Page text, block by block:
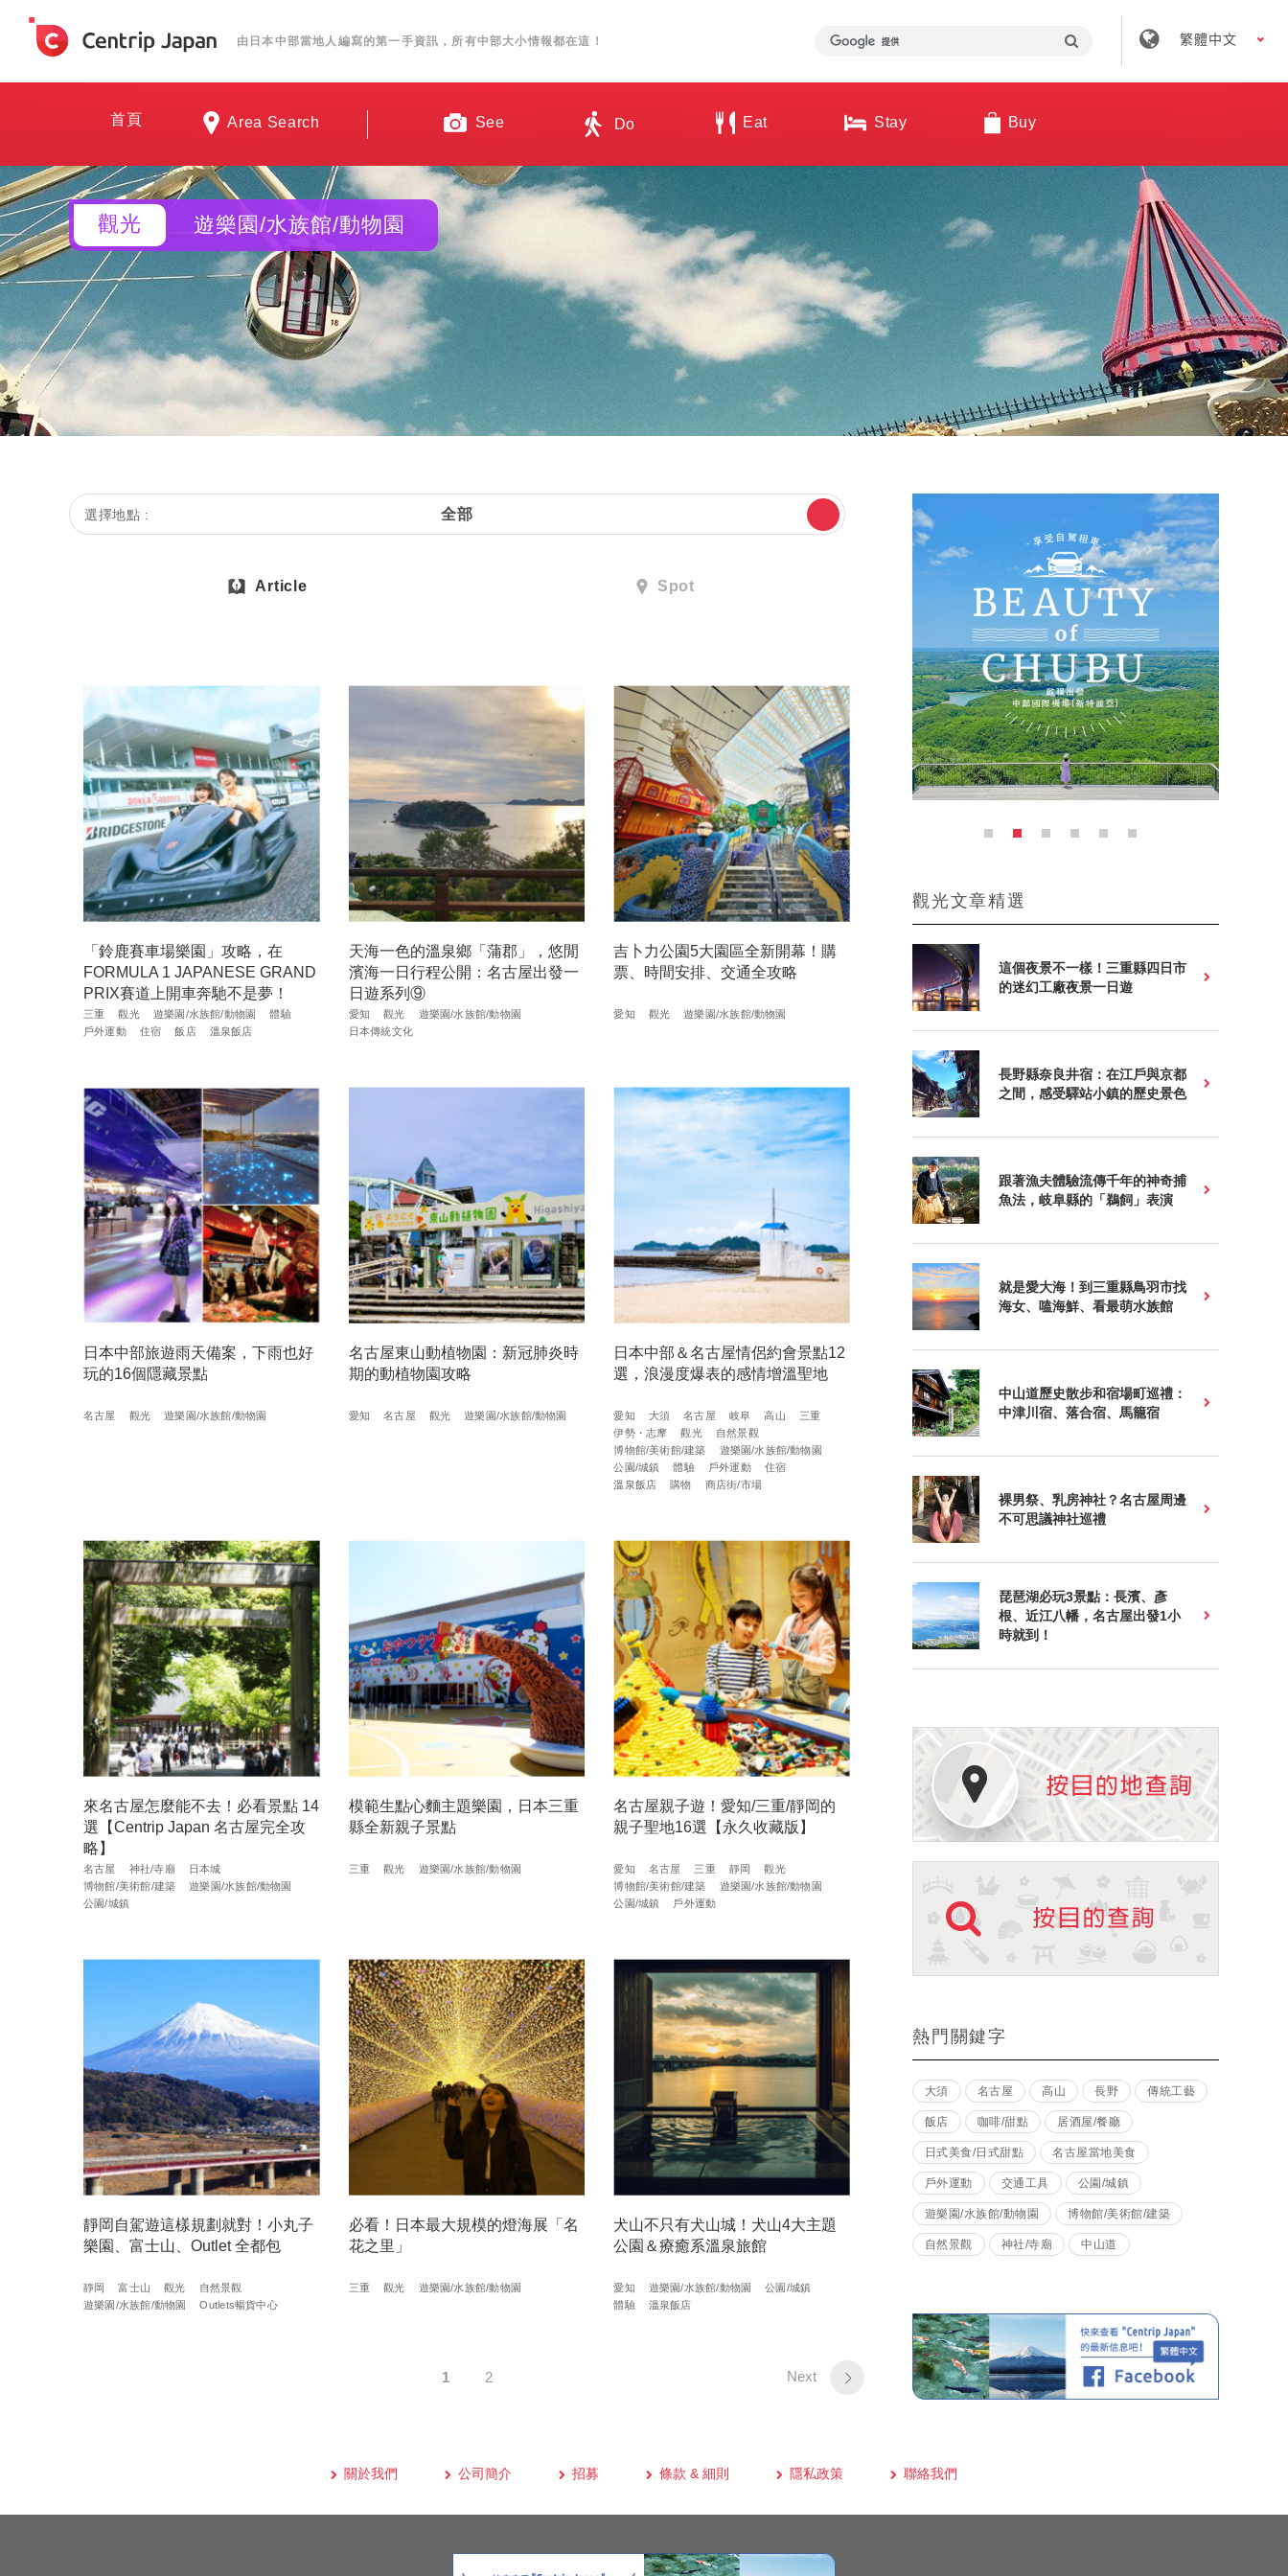
由日本中部當地人編寫的第一手資訊，所有中部大小情報都在這！ 繁體中文
首頁 Area Search See Do Eat Stay Buy
觀光 遊樂園/水族館/動物園
選擇地點 : 全部
Article Spot
「鈴鹿賽車場樂園」攻略，在
FORMULA 1 JAPANESE GRAND
PRIX賽道上開車奔馳不是夢！
三重 觀光 遊樂園/水族館/動物園
體驗
戶外運動
住宿 飯店 溫泉飯店
天海一色的溫泉鄉「蒲郡」，悠閒
濱海一日行程公開：名古屋出發一
日遊系列⑨
愛知 觀光
遊樂園/水族館/動物園
日本傳統文化
吉卜力公園5大園區全新開幕！購
票、時間安排、交通全攻略
愛知 觀光 遊樂園/水族館/動物園
日本中部旅遊雨天備案，下雨也好
玩的16個隱藏景點
名古屋 觀光 遊樂園/水族館/動物園
名古屋東山動植物園：新冠肺炎時
期的動植物園攻略
愛知 名古屋 觀光 遊樂園/水族館/動物園
日本中部＆名古屋情侶約會景點12
選，浪漫度爆表的感情增溫聖地
愛知 大須 名古屋 岐阜 高山
三重
伊勢・志摩
觀光
自然景觀
博物館/美術館/建築
遊樂園/水族館/動物園
公園/城鎮
體驗 戶外運動
住宿
溫泉飯店
購物 商店街/市場
來名古屋怎麼能不去！必看景點 14
選【Centrip Japan 名古屋完全攻
略】
名古屋 神社/寺廟
日本城
博物館/美術館/建築
遊樂園/水族館/動物園
公園/城鎮
模範生點心麵主題樂園，日本三重
縣全新親子景點
三重 觀光 遊樂園/水族館/動物園
名古屋親子遊！愛知/三重/靜岡的
親子聖地16選【永久收藏版】
愛知 名古屋 三重 靜岡
觀光
博物館/美術館/建築
遊樂園/水族館/動物園
公園/城鎮
戶外運動
靜岡自駕遊這樣規劃就對！小丸子
樂園、富士山、Outlet 全都包
靜岡 富士山 觀光
自然景觀
遊樂園/水族館/動物園
Outlets暢貨中心
必看！日本最大規模的燈海展「名
花之里」
三重 觀光 遊樂園/水族館/動物園
犬山不只有犬山城！犬山4大主題
公園＆療癒系溫泉旅館
愛知 遊樂園/水族館/動物園
公園/城鎮
體驗
溫泉飯店
1 2 Next
觀光文章精選
這個夜景不一樣！三重縣四日市
的迷幻工廠夜景一日遊
長野縣奈良井宿：在江戶與京都
之間，感受驛站小鎮的歷史景色
跟著漁夫體驗流傳千年的神奇捕
魚法，岐阜縣的「鵜飼」表演
就是愛大海！到三重縣鳥羽市找
海女、嗑海鮮、看最萌水族館
中山道歷史散步和宿場町巡禮：
中津川宿、落合宿、馬籠宿
裸男祭、乳房神社？名古屋周邊
不可思議神社巡禮
琵琶湖必玩3景點：長濱、彥
根、近江八幡，名古屋出發1小
時就到！
熱門關鍵字
大須 名古屋 高山 長野 傳統工藝
飯店 咖啡/甜點 居酒屋/餐廳
日式美食/日式甜點 名古屋當地美食
戶外運動 交通工具 公園/城鎮
遊樂園/水族館/動物園 博物館/美術館/建築
自然景觀 神社/寺廟 中山道
關於我們 公司簡介 招募 條款 & 細則 隱私政策 聯絡我們